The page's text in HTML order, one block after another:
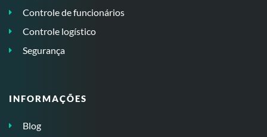
Controle de funcionários
Controle logístico
Segurança
INFORMAÇÕES
Blog